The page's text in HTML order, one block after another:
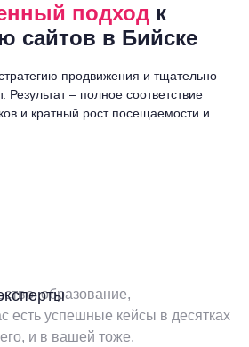
подход к
сайтов в Бийске
продвижения и тщательно
– полное соответствие
и кратный рост посещаемости и
образование,
есть успешные кейсы в десятках
и в вашей тоже.